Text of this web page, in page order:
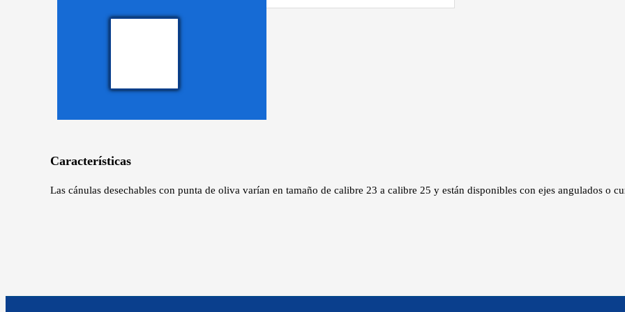
Características
Las cánulas desechables con punta de oliva varían en tamaño de calibre 23 a calibre 25 y están disponibles con ejes angulados o